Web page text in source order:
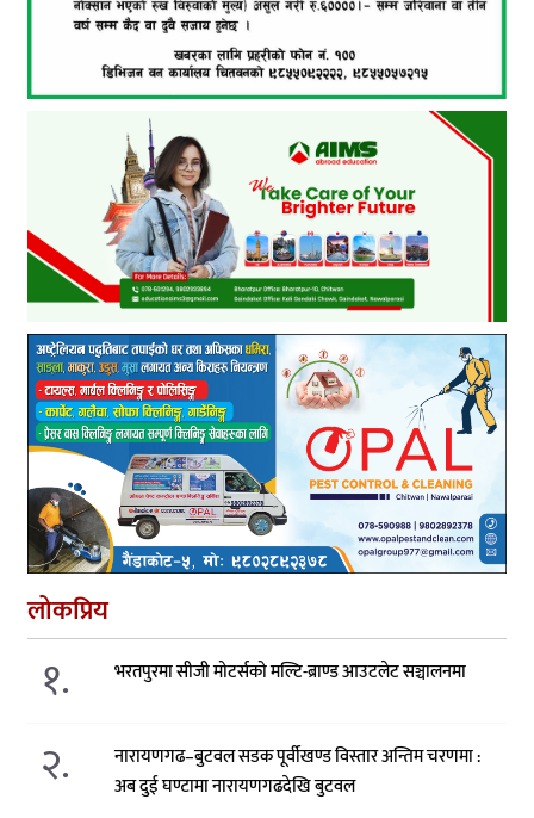
लोकप्रिय
१. भरतपुरमा सीजी मोटर्सको मल्टि-ब्राण्ड आउटलेट सञ्चालनमा
२.
नारायणगढ–बुटवल सडक पूर्वीखण्ड विस्तार अन्तिम चरणमा :
अब दुई घण्टामा नारायणगढदेखि बुटवल